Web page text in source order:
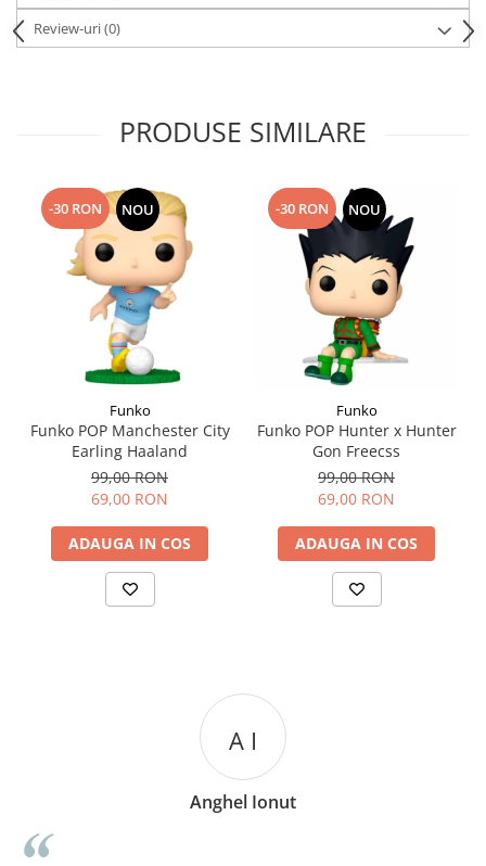
Review-uri(0)
PRODUSE SIMILARE
-30 RON NOU
Funko
Funko POP Manchester City
Earling Haaland
99,00 RON
69,00 RON
ADAUGA IN COS
-30 RON NOU
Funko
Funko POP Hunter x Hunter
Gon Freecss
99,00 RON
69,00 RON
ADAUGA IN COS
A I
Anghel Ionut